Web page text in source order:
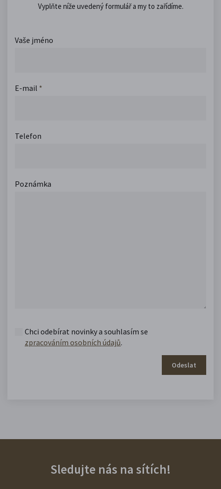
Vyplňte níže uvedený formulář a my to zařídíme.
Vaše jméno
E-mail *
Telefon
Poznámka
Chci odebírat novinky a souhlasím se
zpracováním osobních údajů.
Odeslat
Sledujte nás na sítích!